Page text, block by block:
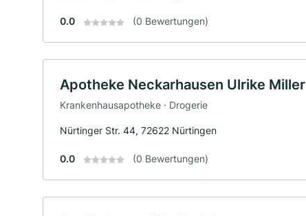
0.0 (0 Bewertungen)
Apotheke Neckarhausen Ulrike Miller
Krankenhausapotheke · Drogerie
Nürtinger Str. 44, 72622 Nürtingen
0.0 (0 Bewertungen)